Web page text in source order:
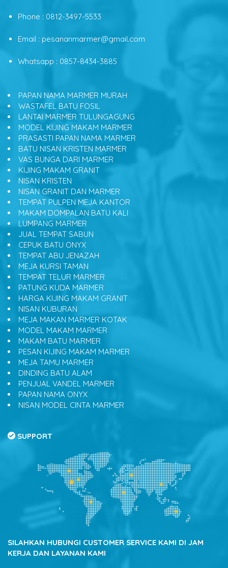
Phone : 0812-3497-5533
Email : pesananmarmer@gmail.com
Whatsapp : 0857-8434-3885
PAPAN NAMA MARMER MURAH
WASTAFEL BATU FOSIL
LANTAI MARMER TULUNGAGUNG
MODEL KIJING MAKAM MARMER
PRASASTI PAPAN NAMA MARMER
BATU NISAN KRISTEN MARMER
VAS BUNGA DARI MARMER
KIJING MAKAM GRANIT
NISAN KRISTEN
NISAN GRANIT DAN MARMER
TEMPAT PULPEN MEJA KANTOR
MAKAM DOMPALAN BATU KALI
LUMPANG MARMER
JUAL TEMPAT SABUN
CEPUK BATU ONYX
TEMPAT ABU JENAZAH
MEJA KURSI TAMAN
TEMPAT TELUR MARMER
PATUNG KUDA MARMER
HARGA KIJING MAKAM GRANIT
NISAN KUBURAN
MEJA MAKAN MARMER KOTAK
MODEL MAKAM MARMER
MAKAM BATU MARMER
PESAN KIJING MAKAM MARMER
MEJA TAMU MARMER
DINDING BATU ALAM
PENJUAL VANDEL MARMER
PAPAN NAMA ONYX
NISAN MODEL CINTA MARMER
SUPPORT
SILAHKAN HUBUNGI CUSTOMER SERVICE KAMI DI JAM
KERJA DAN LAYANAN KAMI